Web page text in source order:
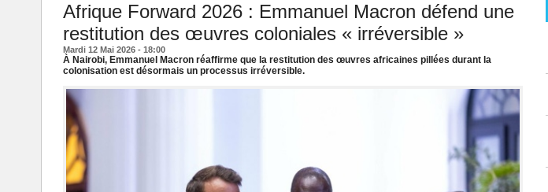
Afrique Forward 2026 : Emmanuel Macron défend une
restitution des œuvres coloniales « irréversible »
Mardi 12 Mai 2026 - 18:00
À Nairobi, Emmanuel Macron réaffirme que la restitution des œuvres africaines pillées durant la
colonisation est désormais un processus irréversible.